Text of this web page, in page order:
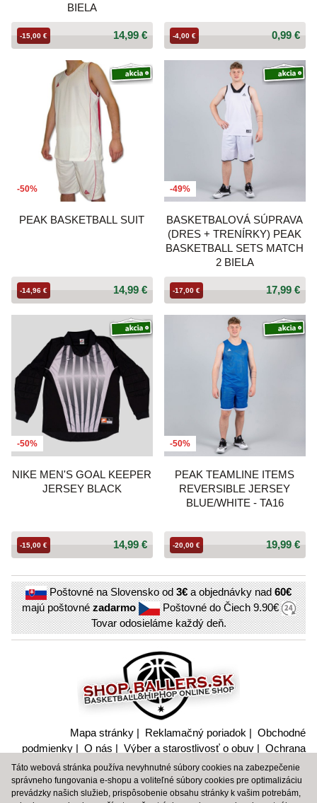
BIELA
14,99 €
-15,00 € 0,99 €
-4,00 €
-50%
PEAK BASKETBALL SUIT
14,99 €
-14,96 €
-49%
BASKETBALOVÁ SÚPRAVA
(DRES + TRENÍRKY) PEAK
BASKETBALL SETS MATCH
2 BIELA
17,99 €
-17,00 €
-50%
NIKE MEN'S GOAL KEEPER
JERSEY BLACK
14,99 €
-15,00 €
-50%
PEAK TEAMLINE ITEMS
REVERSIBLE JERSEY
BLUE/WHITE - TA16
19,99 €
-20,00 €
Poštovné na Slovensko od3€a objednávky nad60€
majú poštovnézadarmo Poštovné do Čiech9.90€
Tovar odosieláme každý deň.
Mapa stránky | Reklamačný poriadok | Obchodné
podmienky | O nás | Výber a starostlivosť o obuv | Ochrana
súkromia a nakladanie s citlivými údajmi
BBALLTOWN|BBT|PEAK SPORT |SPALDING|SHOP
Táto webová stránka používa nevyhnutné súbory cookies na zabezpečenie
správneho fungovania e-shopu a voliteľné súbory cookies pre optimalizáciu
prevádzky našich služieb, prispôsobenie obsahu stránky k vašim potrebám,